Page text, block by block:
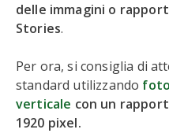
delle immagini o
Stories.
Per ora, si consiglia di
standard utilizzando
verticale con un
1920 pixel.